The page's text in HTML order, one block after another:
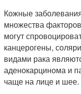
Кожные
множества
могут
канцерогены,
видами рака
аденокарцинома и
чаще на лице и шее.